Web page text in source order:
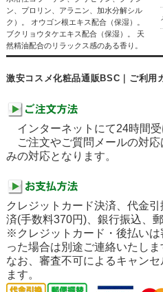
ン、プロリン、アラニン、加水分解シル
ク）。 オウゴン根エキス配合（保湿）。
ブクリョウタケエキス配合（保湿）。 天
然精油配合のリラックス感のある香り。
激安コスメ化粧品通販BSC｜ご利用
インターネットにて24時間受
ご注文やご質問メールの対応
みの対応となります。
クレジットカード決済、代金
済(手数料370円)、銀行振込、
※クレジットカード・後払い
った場合は別途ご連絡いたしま
なお、審査不可によるキャン
ます。